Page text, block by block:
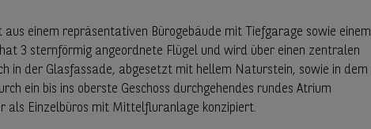
einem repräsentativen Bürogebäude mit Tiefgarage sowie einem
3 sternförmig angeordnete Flügel und wird über einen zentralen
in der Glasfassade, abgesetzt mit hellem Naturstein, sowie in dem
ein bis ins oberste Geschoss durchgehendes rundes Atrium
als Einzelbüros mit Mittelfluranlage konzipiert.